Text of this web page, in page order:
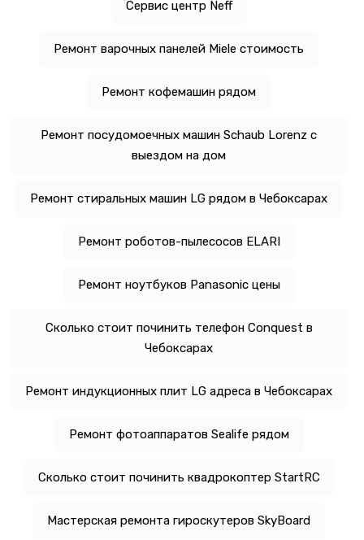
Сервис центр Neff
Ремонт варочных панелей Miele стоимость
Ремонт кофемашин рядом
Ремонт посудомоечных машин Schaub Lorenz с
выездом на дом
Ремонт стиральных машин LG рядом в Чебоксарах
Ремонт роботов-пылесосов ELARI
Ремонт ноутбуков Panasonic цены
Сколько стоит починить телефон Conquest в
Чебоксарах
Ремонт индукционных плит LG адреса в Чебоксарах
Ремонт фотоаппаратов Sealife рядом
Сколько стоит починить квадрокоптер StartRC
Мастерская ремонта гироскутеров SkyBoard